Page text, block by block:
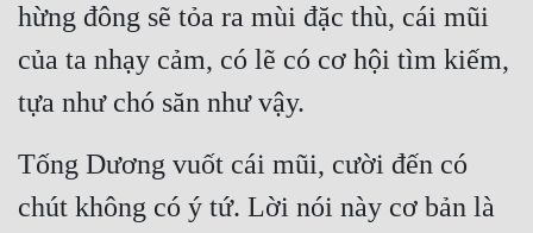
hừng đông sẽ tỏa ra mùi đặc thù, cái mũi
của ta nhạy cảm, có lẽ có cơ hội tìm kiếm,
tựa như chó săn như vậy.
Tống Dương vuốt cái mũi, cười đến có
chút không có ý tứ. Lời nói này cơ bản là